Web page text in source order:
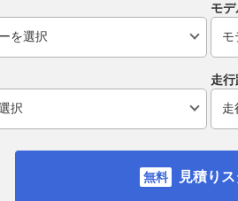
モデ
走
見積り